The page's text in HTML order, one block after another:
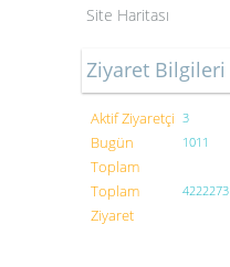
Site Haritası
Ziyaret Bilgileri
Aktif Ziyaretçi 3
Bugün
Toplam
1011
Toplam
Ziyaret
4222273